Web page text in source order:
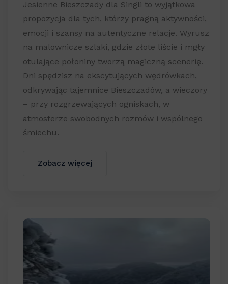
Jesienne Bieszczady dla Singli to wyjątkowa
propozycja dla tych, którzy pragną aktywności,
emocji i szansy na autentyczne relacje. Wyrusz
na malownicze szlaki, gdzie złote liście i mgły
otulające połoniny tworzą magiczną scenerię.
Dni spędzisz na ekscytujących wędrówkach,
odkrywając tajemnice Bieszczadów, a wieczory
– przy rozgrzewających ogniskach, w
atmosferze swobodnych rozmów i wspólnego
śmiechu.
Zobacz więcej